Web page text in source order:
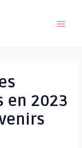
en 2023